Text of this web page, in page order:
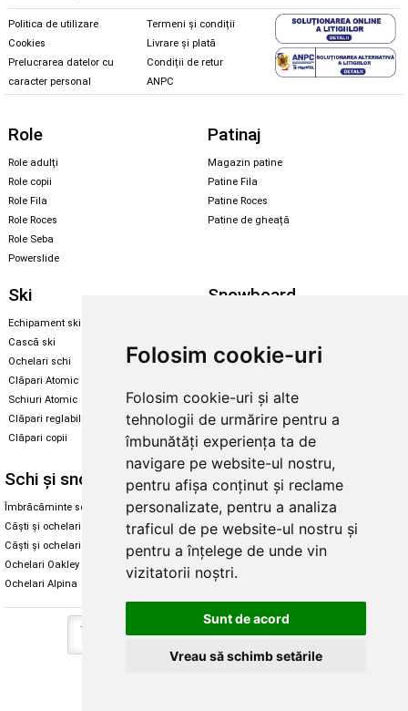
Folosim cookie-uri
Folosim cookie-uri și alte
tehnologii de urmărire pentru a
îmbunătăți experiența ta de
navigare pe website-ul nostru,
pentru afișa conținut și reclame
personalizate, pentru a analiza
traficul de pe website-ul nostru și
pentru a înțelege de unde vin
vizitatorii noștri.
Sunt de acord
Vreau să schimb setările
Politica de utilizare
Cookies
Prelucrarea datelor cu
caracter personal
Termeni și condiții
Livrare și plată
Condiții de retur
ANPC
Role
Role adulți
Role copii
Role Fila
Role Roces
Role Seba
Powerslide
Patinaj
Magazin patine
Patine Fila
Patine Roces
Patine de gheață
Ski
Echipament ski
Cască ski
Ochelari schi
Clăpari Atomic
Schiuri Atomic
Clăpari reglabili
Clăpari copii
Snowboard
Legături Rome SDS
Skate & longboard
Santa Cruz
Enuff Skateboards
Schi și snowboard
Îmbrăcăminte schi și snowboard
Căști și ochelari de iarnă
Căști și ochelari Alpina
Ochelari Oakley
Ochelari Alpina
Diverse
Cum aleg rolele
Cum aleg ochelarii
Ochelari de soare Oakley
Ochelari de soare Alpina
Intretinere manusi